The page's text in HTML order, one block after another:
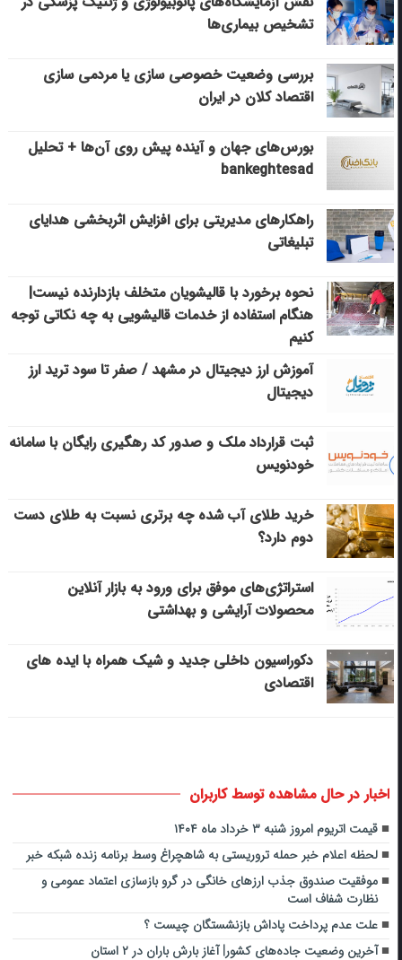
تشخیص بیماری‌ها
بررسی وضعیت خصوصی سازی یا مردمی سازی
اقتصاد کلان در ایران
بورس‌های جهان و آینده پیش روی آن‌ها + تحلیل
bankeghtesad
راهکارهای مدیریتی برای افزایش اثربخشی هدایای
تبلیغاتی
نحوه برخورد با قالیشویان متخلف بازدارنده نیست|
هنگام استفاده از خدمات قالیشویی به چه نکاتی توجه
کنیم
آموزش ارز دیجیتال در مشهد / صفر تا سود ترید ارز
دیجیتال
ثبت قرارداد ملک و صدور کد رهگیری رایگان با سامانه
خودنویس
خرید طلای آب شده چه برتری نسبت به طلای دست
دوم دارد؟
استراتژی‌های موفق برای ورود به بازار آنلاین
محصولات آرایشی و بهداشتی
دکوراسیون داخلی جدید و شیک همراه با ایده های
اقتصادی
اخبار در حال مشاهده توسط کاربران
قیمت اتریوم امروز شنبه ۳ خرداد ماه ۱۴۰۴
لحظه اعلام خبر حمله تروریستی به شاهچراغ وسط برنامه زنده شبکه خبر
موفقیت صندوق جذب ارزهای خانگی در گرو بازسازی اعتماد عمومی و
نظارت شفاف است
علت عدم پرداخت پاداش بازنشستگان چیست ؟
آخرین وضعیت جاده‌های کشور| آغاز بارش باران در ۲ استان